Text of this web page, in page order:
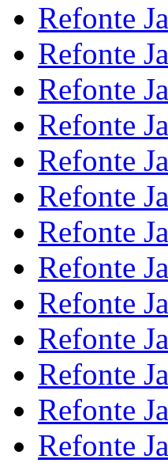
Refonte
Refonte
Refonte
Refonte
Refonte
Refonte
Refonte
Refonte
Refonte
Refonte
Refonte
Refonte
Refonte